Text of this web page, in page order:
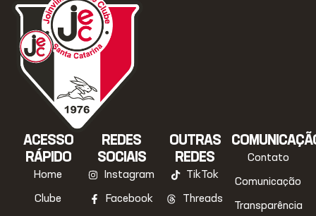
ACESSO
RÁPIDO
Home
Clube
REDES
SOCIAIS
Instagram
Facebook
OUTRAS
REDES
TikTok
Threads
Contato
Comunicação
Transparência